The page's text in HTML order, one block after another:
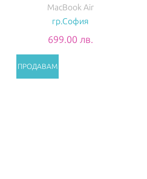
MacBook Air
гр.София
699.00 лв.